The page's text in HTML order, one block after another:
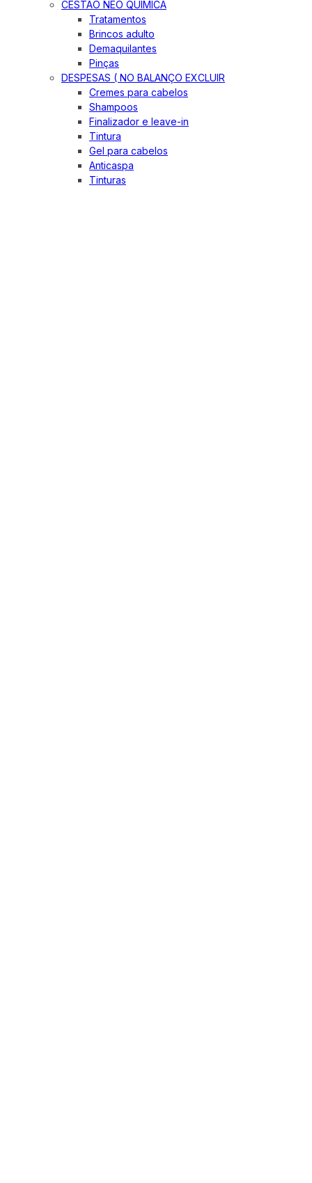
CESTÃO NEO QUIMICA
Tratamentos
Brincos adulto
Demaquilantes
Pinças
DESPESAS ( NO BALANÇO EXCLUIR
Cremes para cabelos
Shampoos
Finalizador e leave-in
Tintura
Gel para cabelos
Anticaspa
Tinturas